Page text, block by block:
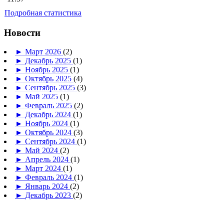
Подробная статистика
Новости
► Март 2026 (2)
► Декабрь 2025 (1)
► Ноябрь 2025 (1)
► Октябрь 2025 (4)
► Сентябрь 2025 (3)
► Май 2025 (1)
► Февраль 2025 (2)
► Декабрь 2024 (1)
► Ноябрь 2024 (1)
► Октябрь 2024 (3)
► Сентябрь 2024 (1)
► Май 2024 (2)
► Апрель 2024 (1)
► Март 2024 (1)
► Февраль 2024 (1)
► Январь 2024 (2)
► Декабрь 2023 (2)